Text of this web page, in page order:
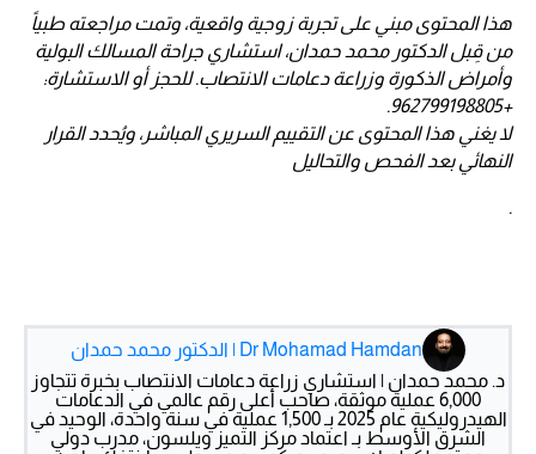
هذا المحتوى مبني على تجربة زوجية واقعية، وتمت مراجعته طبياً
من قِبل الدكتور محمد حمدان، استشاري جراحة المسالك البولية
وأمراض الذكورة وزراعة دعامات الانتصاب. للحجز أو الاستشارة:
+962799198805.
لا يغني هذا المحتوى عن التقييم السريري المباشر، ويُحدد القرار
النهائي بعد الفحص والتحاليل
.
Dr Mohamad Hamdan | الدكتور محمد حمدان
د. محمد حمدان | استشاري زراعة دعامات الانتصاب بخبرة تتجاوز
6,000 عملية موثقة، صاحب أعلى رقم عالمي في الدعامات
الهيدروليكية عام 2025 بـ 1,500 عملية في سنة واحدة، الوحيد في
الشرق الأوسط بـ اعتماد مركز التميز ويلسون، مدرب دولي